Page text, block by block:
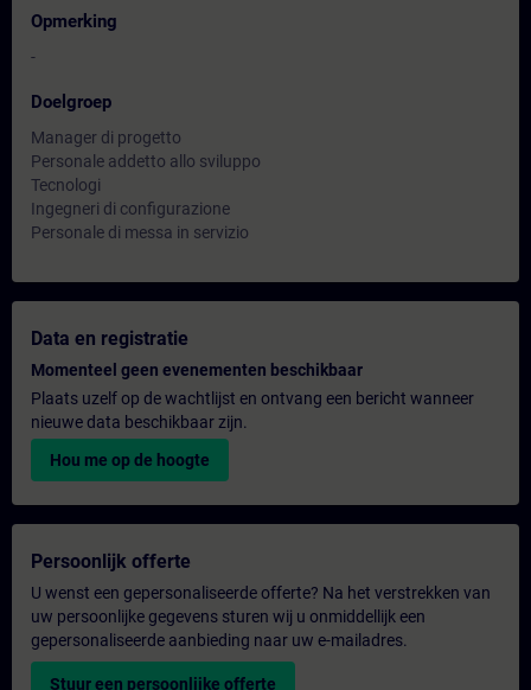
Opmerking
-
Doelgroep
Manager di progetto
Personale addetto allo sviluppo
Tecnologi
Ingegneri di configurazione
Personale di messa in servizio
Data en registratie
Momenteel geen evenementen beschikbaar
Plaats uzelf op de wachtlijst en ontvang een bericht wanneer
nieuwe data beschikbaar zijn.
Hou me op de hoogte
Persoonlijk offerte
U wenst een gepersonaliseerde offerte? Na het verstrekken van
uw persoonlijke gegevens sturen wij u onmiddellijk een
gepersonaliseerde aanbieding naar uw e-mailadres.
Stuur een persoonlijke offerte